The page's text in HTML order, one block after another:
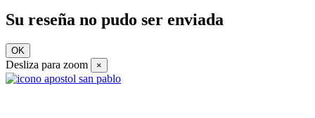
Su reseña no pudo ser enviada
OK
Desliza para zoom ×